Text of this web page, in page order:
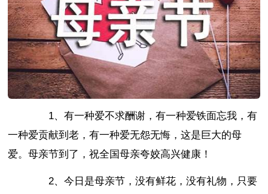
1、有一种爱不求酬谢，有一种爱铁面忘我，有
一种爱贡献到老，有一种爱无怨无悔，这是巨大的母
爱。母亲节到了，祝全国母亲夸姣高兴健康！
2、今日是母亲节，没有鲜花，没有礼物，只要